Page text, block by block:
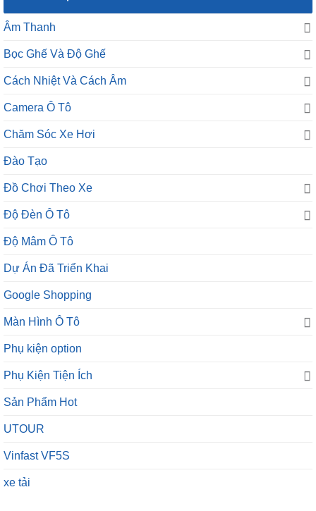
Âm Thanh
Bọc Ghế Và Độ Ghế
Cách Nhiệt Và Cách Âm
Camera Ô Tô
Chăm Sóc Xe Hơi
Đào Tạo
Đồ Chơi Theo Xe
Độ Đèn Ô Tô
Độ Mâm Ô Tô
Dự Án Đã Triển Khai
Google Shopping
Màn Hình Ô Tô
Phụ kiện option
Phụ Kiện Tiện Ích
Sản Phẩm Hot
UTOUR
Vinfast VF5S
xe tải